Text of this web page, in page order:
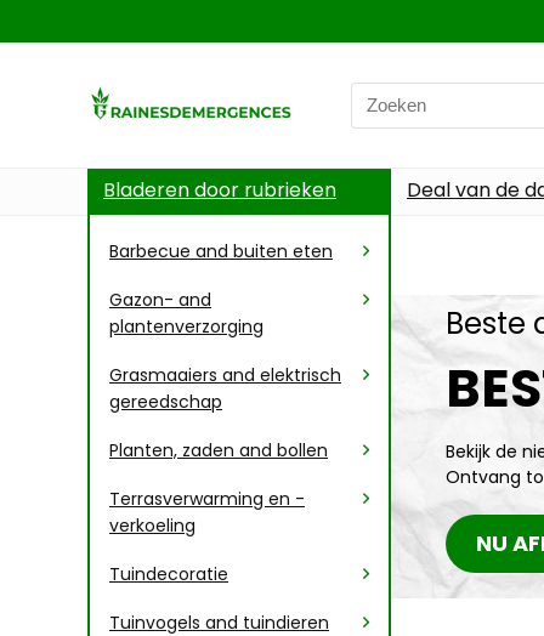
Bladeren door rubrieken
Barbecue and buiten eten
Gazon- and
plantenverzorging
Grasmaaiers and elektrisch
gereedschap
Planten, zaden and bollen
Terrasverwarming en -
verkoeling
Tuindecoratie
Tuinvogels and tuindieren
Deal van de
Beste
Bekijk de
Ontvang
NU